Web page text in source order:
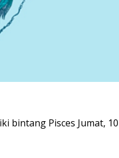
bintang Pisces Jumat, 10